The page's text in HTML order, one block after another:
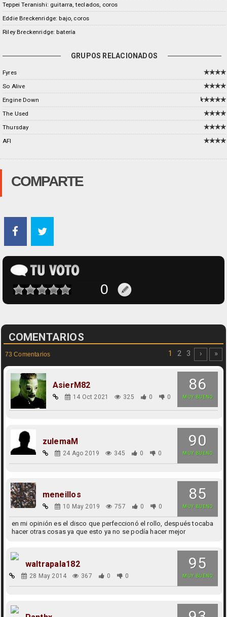
Teppei Teranishi: guitarra, teclados, coros
Eddie Breckenridge: bajo, coros
Riley Breckenridge: batería
GRUPOS RELACIONADOS
Fyres
So Alive
Engine Down
The Used
Thursday
AFI
COMPARTE
COMENTARIOS
73 Comentarios 1 2 3 › »
86
MUY BUENO
AsierM82
14 Oct 2021 325 0 0
90
MUY BUENO
zulemaM
24 Ago 2019 345 0 0
85
MUY BUENO
meneillos
10 May 2019 757 0 0
en mi opinión es el disco que perfeccionó el rollo, después tocaba
hacer otras cosas ya que esto ya no se podía hacer mejor
95
MUY BUENO
waltrapala182
28 May 2014 367 0 0